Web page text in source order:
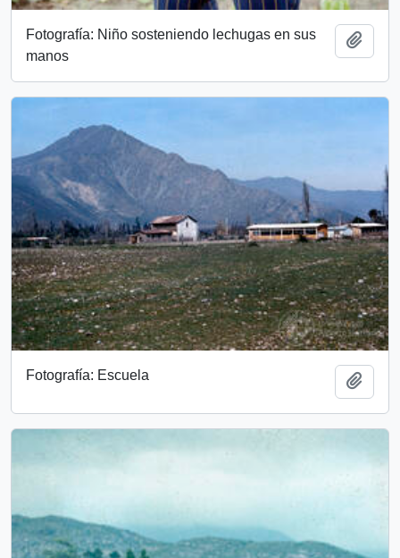
Fotografía: Niño sosteniendo lechugas en sus
manos
Fotografía: Escuela